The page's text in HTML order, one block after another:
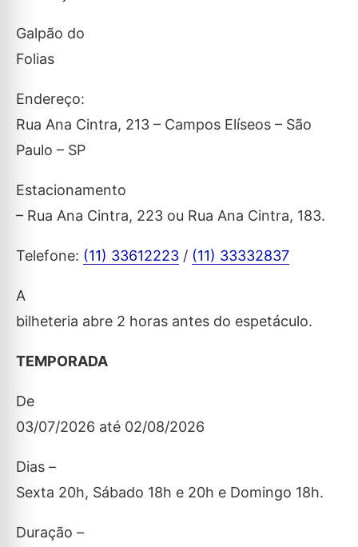
Galpão do
Folias
Endereço:
Rua Ana Cintra, 213 – Campos Elíseos – São
Paulo – SP
Estacionamento
– Rua Ana Cintra, 223 ou Rua Ana Cintra, 183.
Telefone: (11) 33612223 / (11) 33332837
A
bilheteria abre 2 horas antes do espetáculo.
TEMPORADA
De
03/07/2026 até 02/08/2026
Dias –
Sexta 20h, Sábado 18h e 20h e Domingo 18h.
Duração –